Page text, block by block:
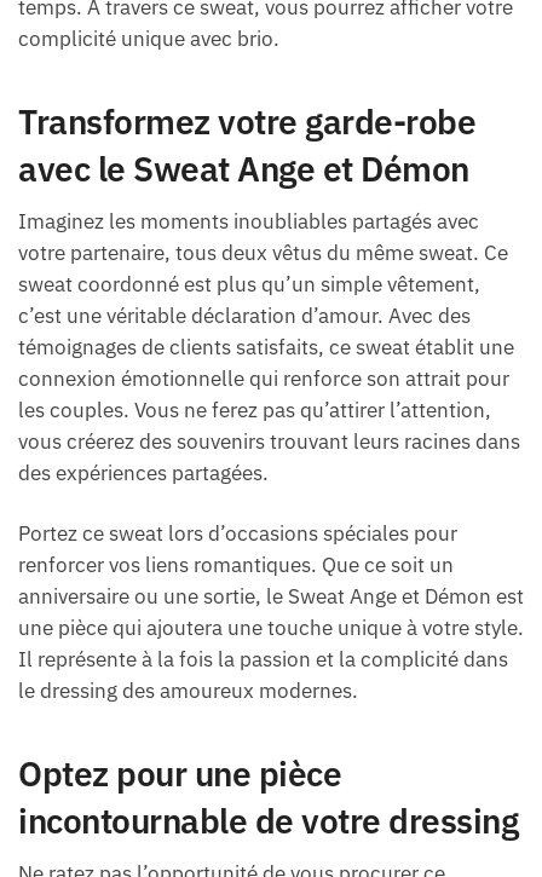
temps. À travers ce sweat, vous pourrez afficher votre
complicité unique avec brio.
Transformez votre garde-robe
avec le Sweat Ange et Démon
Imaginez les moments inoubliables partagés avec
votre partenaire, tous deux vêtus du même sweat. Ce
sweat coordonné est plus qu’un simple vêtement,
c’est une véritable déclaration d’amour. Avec des
témoignages de clients satisfaits, ce sweat établit une
connexion émotionnelle qui renforce son attrait pour
les couples. Vous ne ferez pas qu’attirer l’attention,
vous créerez des souvenirs trouvant leurs racines dans
des expériences partagées.
Portez ce sweat lors d’occasions spéciales pour
renforcer vos liens romantiques. Que ce soit un
anniversaire ou une sortie, le Sweat Ange et Démon est
une pièce qui ajoutera une touche unique à votre style.
Il représente à la fois la passion et la complicité dans
le dressing des amoureux modernes.
Optez pour une pièce
incontournable de votre dressing